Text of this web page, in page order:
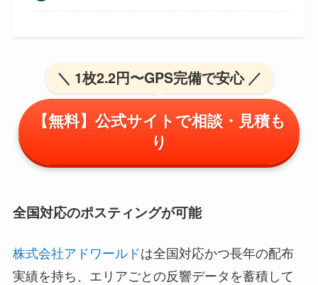
＼ 1枚2.2円〜GPS完備で安心 ／
【無料】公式サイトで相談・見積も
り
全国対応のポスティングが可能
株式会社アドワールドは全国対応かつ長年の配布
実績を持ち、エリアごとの反響データを蓄積して